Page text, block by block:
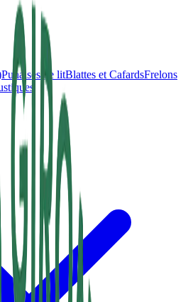
Punaises de litBlattes et CafardsFrelons